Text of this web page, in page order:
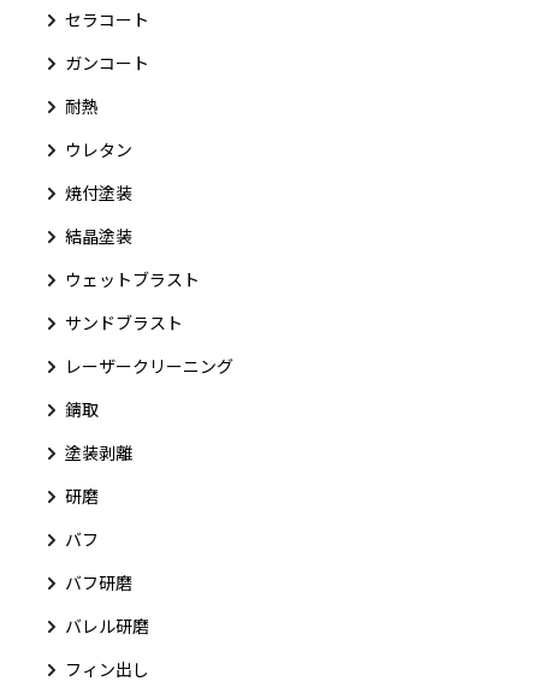
セラコート
ガンコート
耐熱
ウレタン
焼付塗装
結晶塗装
ウェットブラスト
サンドブラスト
レーザークリーニング
錆取
塗装剥離
研磨
バフ
バフ研磨
バレル研磨
フィン出し